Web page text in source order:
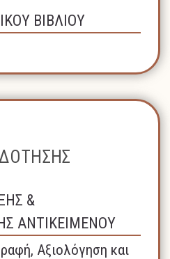
ΒΙΒΛΙΟΥ
&
ΑΝΤΙΚΕΙΜΕΝΟΥ
Αξιολόγηση και